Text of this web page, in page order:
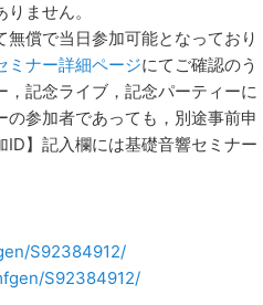
ません。
償で当日参加可能となっており
ミナー詳細ページにてご確認のう
記念ライブ，記念パーティーに
参加者であっても，別途事前申
ID】記入欄には基礎音響セミナー
S92384912/
S92384912/